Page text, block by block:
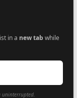
in a new tab while
uninterrupted.